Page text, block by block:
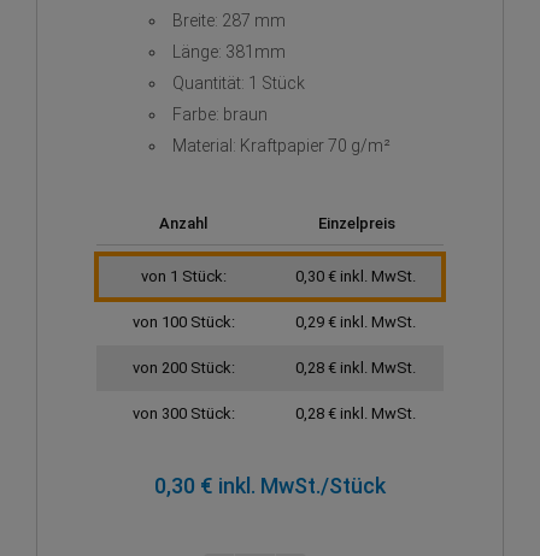
Breite: 287 mm
Länge: 381mm
Quantität: 1 Stück
Farbe: braun
Material: Kraftpapier 70 g/m²
Anzahl Einzelpreis
von 1 Stück: 0,30 € inkl. MwSt.
von 100 Stück: 0,29 € inkl. MwSt.
von 200 Stück: 0,28 € inkl. MwSt.
von 300 Stück: 0,28 € inkl. MwSt.
0,30 € inkl. MwSt./Stück